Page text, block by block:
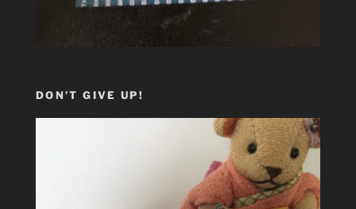
DON’T GIVE UP!